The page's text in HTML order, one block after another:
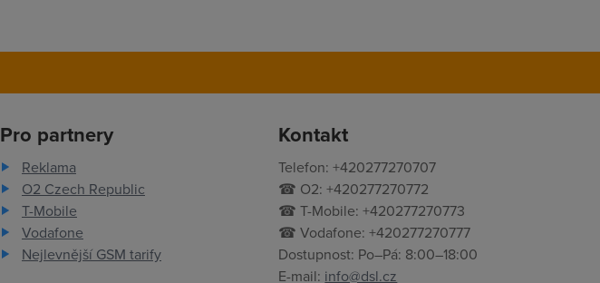
Pro partnery
Reklama
O2 Czech Republic
T-Mobile
Vodafone
Nejlevnější GSM tarify
Kontakt
Telefon: +420277270707
☎ O2: +420277270772
☎ T-Mobile: +420277270773
☎ Vodafone: +420277270777
Dostupnost: Po–Pá: 8:00–18:00
E-mail: info@dsl.cz